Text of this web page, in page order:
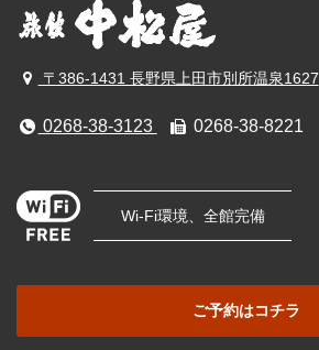
〒386-1431 長野県上田市別所温泉1627
0268-38-3123 0268-38-8221
Wi-Fi環境、全館完備
ご予約はコチラ